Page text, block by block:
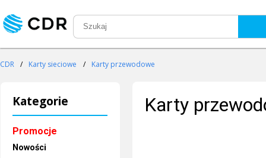
CDR / Karty sieciowe / Karty przewodowe
Kategorie
Promocje
Nowości
Karty